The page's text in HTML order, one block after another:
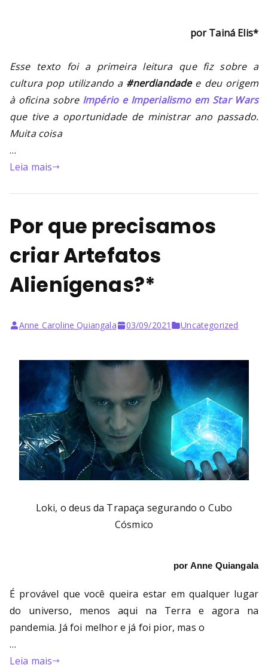
por Tainá Elis*
Esse texto foi a primeira leitura que fiz sobre a
cultura pop utilizando a #nerdiandadee deu origem
à oficina sobre Império e Imperialismo em Star Wars
que tive a oportunidade de ministrar ano passado.
Muita coisa
…
Leia mais
Por que precisamos
criar Artefatos
Alienígenas?*
Anne Caroline Quiangala 03/09/2021 Uncategorized
Loki, o deus da Trapaça segurando o Cubo
Cósmico
por Anne Quiangala
É provável que você queira estar em qualquer lugar
do universo, menos aqui na Terra e agora na
pandemia. Já foi melhor e já foi pior, mas o
…
Leia mais